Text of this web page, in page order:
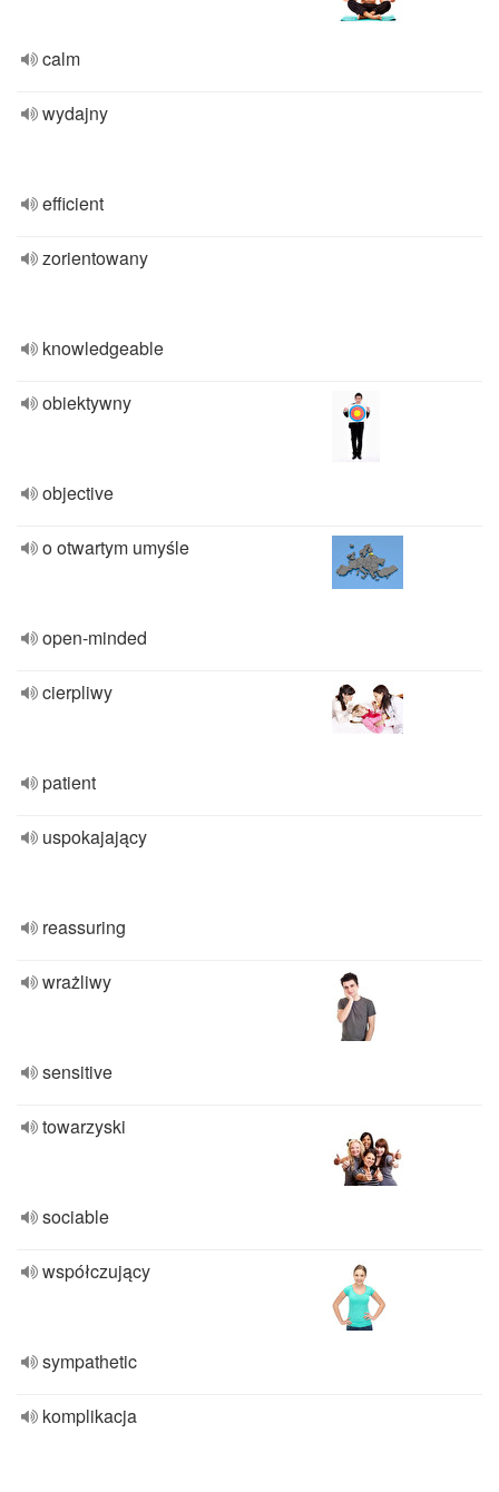
calm
wydajny
efficient
zorientowany
knowledgeable
obiektywny
objective
o otwartym umyśle
open-minded
cierpliwy
patient
uspokajający
reassuring
wrażliwy
sensitive
towarzyski
sociable
współczujący
sympathetic
komplikacja